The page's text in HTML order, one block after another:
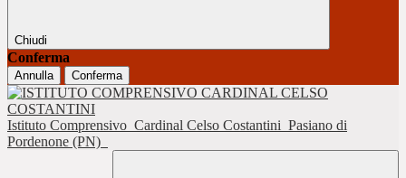
Chiudi
Conferma
Annulla Conferma
Istituto Comprensivo Cardinal Celso Costantini Pasiano di
Pordenone (PN)